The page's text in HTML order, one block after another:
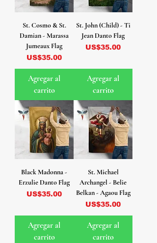
St. Cosmo & St.
Damian - Marassa
Jumeaux Flag
Precio
US$35.00
Agregar al
carrito
St. John (Child) - Ti
Jean Danto Flag
Precio
US$35.00
Agregar al
carrito
Black Madonna -
Erzulie Danto Flag
Precio
US$35.00
Agregar al
carrito
St. Michael
Archangel - Belie
Belkan - Agaou Flag
Precio
US$35.00
Agregar al
carrito